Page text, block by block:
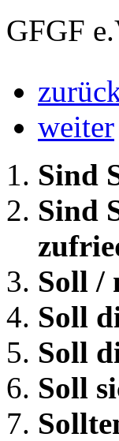
GFGF
weiter
Sind
Sind
Soll /
Soll
Soll
Soll